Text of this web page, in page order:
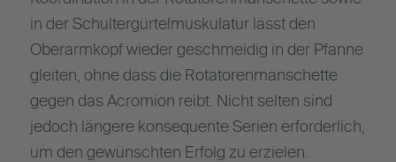
in der Schultergürtelmuskulatur lässt den
Oberarmkopf wieder geschmeidig in der Pfanne
gleiten, ohne dass die Rotatorenmanschette
gegen das Acromion reibt. Nicht selten sind
jedoch längere konsequente Serien erforderlich,
um den gewünschten Erfolg zu erzielen.